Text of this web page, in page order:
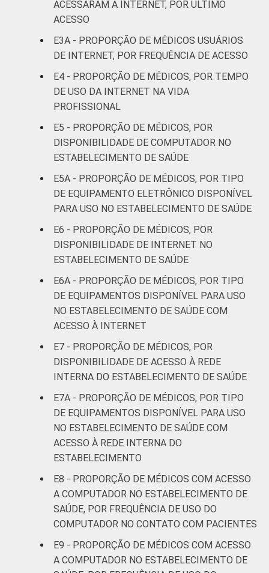
FAIXA ETÁRIA
Até 35
36 a 50
anos
21
51 anos ou
Essa tabela foi corrigida em maio de 2015.
Para mais informações, acesse
correcao-dos-resultados-da-pesquisa-tic-
saude-2013/
1Base: 928 médicos com acesso a
computador no estabelecimento de saúde.
Respostas estimuladas. Dados coletados
entre fevereiro de 2013 e agosto de 2013.
declararam não utilizar a funcionalidade,
apesar de ela estar disponível.
3"Não está disponível" refere-se aos
profissionais que declararam não haver
disponibilidade da funcionalidade, que
declararam não saber se a funcionalidade
pergunta sobre a disponibilidade.
Fonte: NIC.br - fev 2013 / ago 2013
ACESSARAM A INTERNET, POR ÚLTIMO
ACESSO
E3A - PROPORÇÃO DE MÉDICOS USUÁRIOS
DE INTERNET, POR FREQUÊNCIA DE ACESSO
E4 - PROPORÇÃO DE MÉDICOS, POR TEMPO
DE USO DA INTERNET NA VIDA
PROFISSIONAL
E5 - PROPORÇÃO DE MÉDICOS, POR
DISPONIBILIDADE DE COMPUTADOR NO
ESTABELECIMENTO DE SAÚDE
E5A - PROPORÇÃO DE MÉDICOS, POR TIPO
DE EQUIPAMENTO ELETRÔNICO DISPONÍVEL
PARA USO NO ESTABELECIMENTO DE SAÚDE
E6 - PROPORÇÃO DE MÉDICOS, POR
DISPONIBILIDADE DE INTERNET NO
ESTABELECIMENTO DE SAÚDE
E6A - PROPORÇÃO DE MÉDICOS, POR TIPO
DE EQUIPAMENTOS DISPONÍVEL PARA USO
NO ESTABELECIMENTO DE SAÚDE COM
ACESSO À INTERNET
E7 - PROPORÇÃO DE MÉDICOS, POR
DISPONIBILIDADE DE ACESSO À REDE
INTERNA DO ESTABELECIMENTO DE SAÚDE
E7A - PROPORÇÃO DE MÉDICOS, POR TIPO
DE EQUIPAMENTOS DISPONÍVEL PARA USO
NO ESTABELECIMENTO DE SAÚDE COM
ACESSO À REDE INTERNA DO
ESTABELECIMENTO
E8 - PROPORÇÃO DE MÉDICOS COM ACESSO
A COMPUTADOR NO ESTABELECIMENTO DE
SAÚDE, POR FREQUÊNCIA DE USO DO
COMPUTADOR NO CONTATO COM PACIENTES
E9 - PROPORÇÃO DE MÉDICOS COM ACESSO
A COMPUTADOR NO ESTABELECIMENTO DE